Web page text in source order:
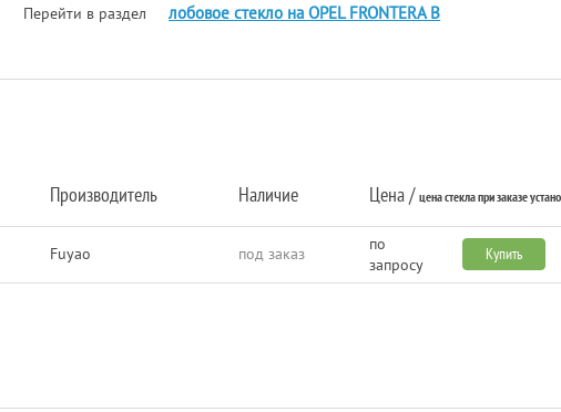
Перейти в раздел
лобовое стекло на OPEL FRONTERA B
Производитель Наличие Цена /цена стекла при заказе
Fuyao под заказ
по
запросу
Купить